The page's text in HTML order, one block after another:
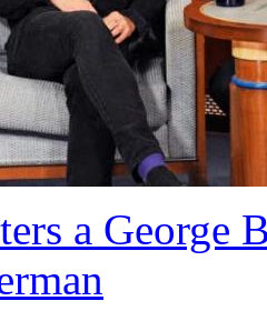
a George